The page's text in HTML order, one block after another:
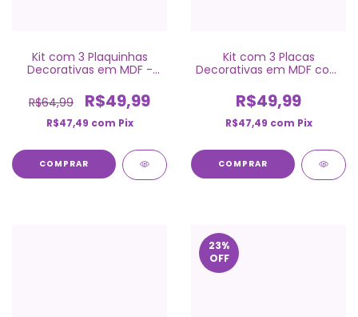
Kit com 3 Plaquinhas
Decorativas em MDF -
R$64,99
R$49,99
R$47,49 com Pix
COMPRAR
Kit com 3 Placas
Decorativas em MDF com
R$49,99
R$47,49 com Pix
COMPRAR
23%
OFF